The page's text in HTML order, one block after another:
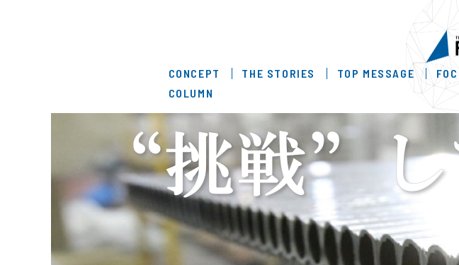
CONCEPT THE STORIES TOP MESSAGE
COLUMN